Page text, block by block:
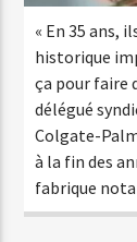
« En 35 ans,
historique
ça pour faire
délégué
Colgate-
à la fin des
fabrique